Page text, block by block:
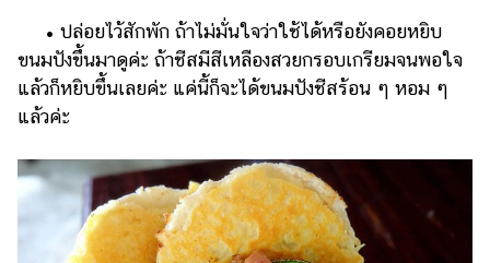
• ปล่อยไว้สักพัก ถ้าไม่มั่นใจว่าใช้ได้หรือยังคอยหยิบ
ขนมปังขึ้นมาดูค่ะ ถ้าชีสมีสีเหลืองสวยกรอบเกรียมจนพอใจ
แล้วก็หยิบขึ้นเลยค่ะ แค่นี้ก็จะได้ขนมปังชีสร้อน ๆ หอม ๆ
แล้วค่ะ